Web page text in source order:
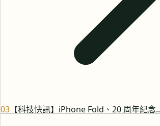
03 【科技快訊】iPhone Fold、20 周年紀念..